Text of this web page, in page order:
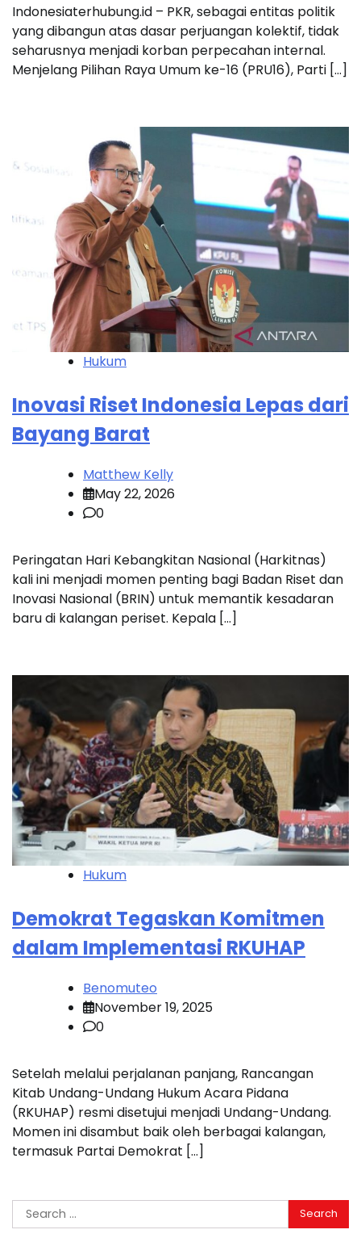
Indonesiaterhubung.id – PKR, sebagai entitas politik
yang dibangun atas dasar perjuangan kolektif, tidak
seharusnya menjadi korban perpecahan internal.
Menjelang Pilihan Raya Umum ke-16 (PRU16), Parti […]
Hukum
Inovasi Riset Indonesia Lepas dari
Bayang Barat
Matthew Kelly
May 22, 2026
0
Peringatan Hari Kebangkitan Nasional (Harkitnas)
kali ini menjadi momen penting bagi Badan Riset dan
Inovasi Nasional (BRIN) untuk memantik kesadaran
baru di kalangan periset. Kepala […]
Hukum
Demokrat Tegaskan Komitmen
dalam Implementasi RKUHAP
Benomuteo
November 19, 2025
0
Setelah melalui perjalanan panjang, Rancangan
Kitab Undang-Undang Hukum Acara Pidana
(RKUHAP) resmi disetujui menjadi Undang-Undang.
Momen ini disambut baik oleh berbagai kalangan,
termasuk Partai Demokrat […]
Search
for: